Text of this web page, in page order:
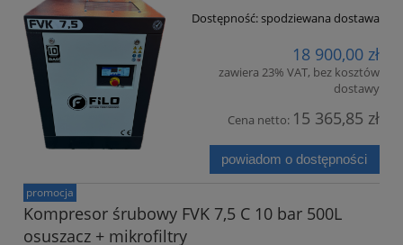
Dostępność:spodziewana dostawa
18 900,00 zł
zawiera 23% VAT, bez kosztów
dostawy
Cena netto: 15 365,85 zł
powiadom o dostępności
Kompresor śrubowy FVK 7,5 C 10 bar 500L
osuszacz + mikrofiltry
promocja